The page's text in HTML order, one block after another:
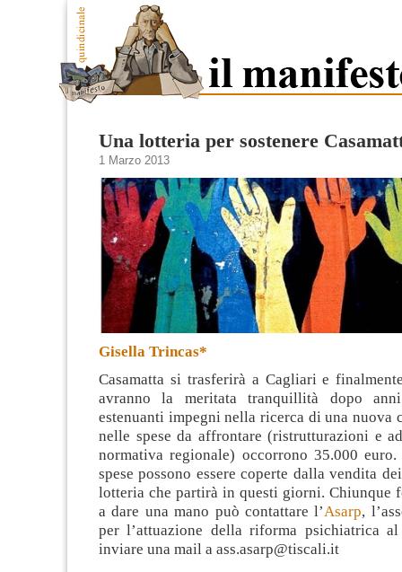
Una lotteria per sostenere
1 Marzo 2013
Gisella Trincas*
Casamatta si trasferirà a Cagliari e
avranno la meritata tranquillità dopo
estenuanti impegni nella ricerca di una nuova
nelle spese da affrontare (ristrutturazioni e
normativa regionale) occorrono 35.000 euro.
spese possono essere coperte dalla vendita
lotteria che partirà in questi giorni. Chiunque
a dare una mano può contattare l’Asarp,
per l’attuazione della riforma psichiatrica
inviare una mail a ass.asarp@tiscali.it